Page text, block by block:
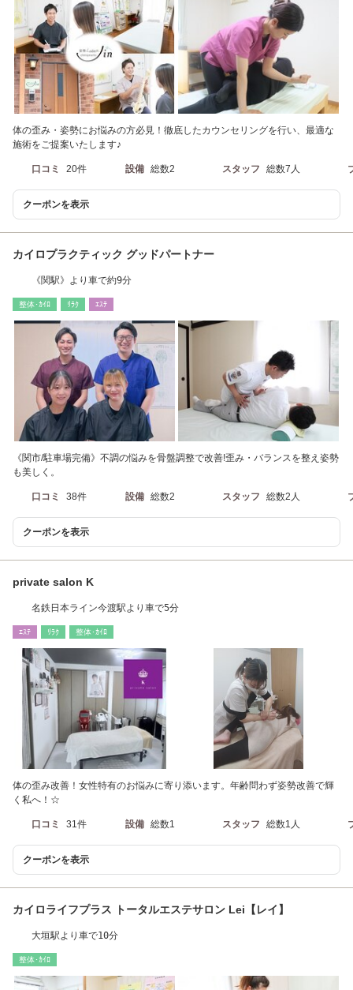
体の歪み・姿勢にお悩みの方必見！徹底したカウンセリングを行い、最適な
施術をご提案いたします♪
口コミ 20件 設備 総数2 スタッフ 総数7人
クーポンを表示
カイロプラクティック グッドパートナー
《関駅》より車で約9分
整体･ｶｲﾛ ﾘﾗｸ ｴｽﾃ
《関市/駐車場完備》不調の悩みを骨盤調整で改善!歪み・バランスを整え姿勢
も美しく。
口コミ 38件 設備 総数2 スタッフ 総数2人
クーポンを表示
private salon K
名鉄日本ライン今渡駅より車で5分
ｴｽﾃ ﾘﾗｸ 整体･ｶｲﾛ
体の歪み改善！女性特有のお悩みに寄り添います。年齢問わず姿勢改善で輝
く私へ！☆
口コミ 31件 設備 総数1 スタッフ 総数1人
クーポンを表示
カイロライフプラス トータルエステサロン Lei【レイ】
大垣駅より車で10分
整体･ｶｲﾛ